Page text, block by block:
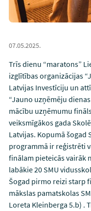
07.05.2025.
Trīs dienu “maratons”
izglītības organizācijas
Latvijas Investīciju un
“Jauno uzņēmēju
mācību uzņēmumu
veiksmīgākos gada
Latvijas. Kopumā šogad
programmā ir reģistrēti
finālam pieteicās vairāk
labākie 20 SMU
Šogad pirmo reizi starp
mākslas pamatskolas
Loreta Kleinberga 5.b) .